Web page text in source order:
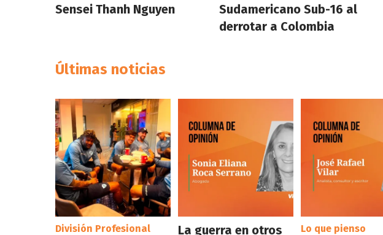
Sensei Thanh Nguyen
Sudamericano Sub-16 al
derrotar a Colombia
Últimas noticias
División Profesional La guerra en otros Lo que pienso